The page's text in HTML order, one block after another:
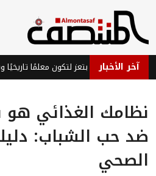
آخر الأخبار
نظامك الغذائي
ضد حب الشباب:
الصحي